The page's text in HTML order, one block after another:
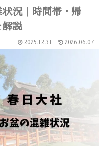
状況｜時間帯・帰
解説
2025.12.31 2026.06.07